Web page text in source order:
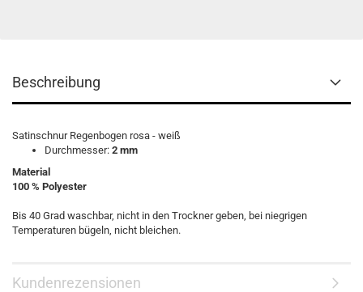
Beschreibung
Satinschnur Regenbogen rosa - weiß
Durchmesser: 2 mm
Material
100 % Polyester
Bis 40 Grad waschbar, nicht in den Trockner geben, bei niegrigen
Temperaturen bügeln, nicht bleichen.
Kundenrezensionen